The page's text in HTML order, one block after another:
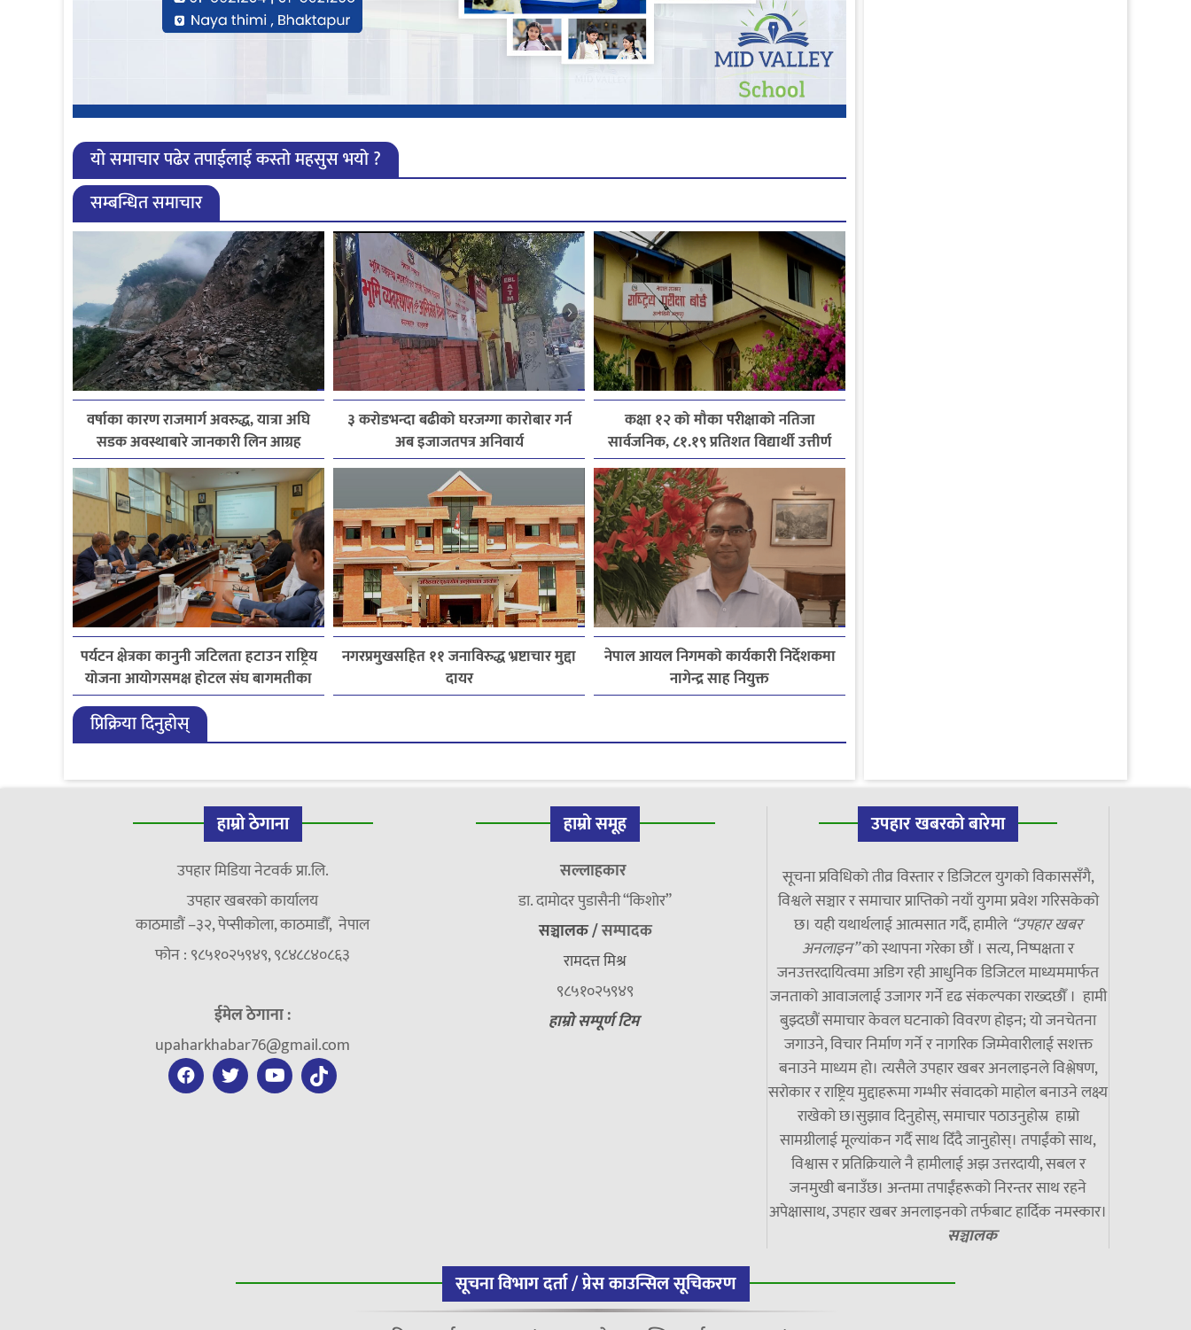
यो समाचार पढेर तपाईलाई कस्तो महसुस भयो ?
सम्बन्धित समाचार
वर्षाका कारण राजमार्ग अवरुद्ध, यात्रा अघि
सडक अवस्थाबारे जानकारी लिन आग्रह
३ करोडभन्दा बढीको घरजग्गा कारोबार गर्न
अब इजाजतपत्र अनिवार्य
कक्षा १२ को मौका परीक्षाको नतिजा
सार्वजनिक, ८१.१९ प्रतिशत विद्यार्थी उत्तीर्ण
पर्यटन क्षेत्रका कानुनी जटिलता हटाउन राष्ट्रिय
योजना आयोगसमक्ष होटल संघ बागमतीका
पाँचबुँदे माग
नगरप्रमुखसहित ११ जनाविरुद्ध भ्रष्टाचार मुद्दा
दायर
नेपाल आयल निगमको कार्यकारी निर्देशकमा
नागेन्द्र साह नियुक्त
प्रिक्रिया दिनुहोस्
हाम्रो ठेगाना
उपहार मिडिया नेटवर्क प्रा.लि.
उपहार खबरको कार्यालय
काठमाडौं –३२, पेप्सीकोला, काठमाडौँ, नेपाल
फोन : ९८५१०२५९४९, ९८४८८४०८६३
ईमेल ठेगाना :
upaharkhabar76@gmail.com
हाम्रो समूह
सल्लाहकार
डा. दामाेदर पुडासैनी “किशाेर”
सञ्चालक /सम्पादक
रामदत्त मिश्र
९८५१०२५९४९
हाम्रो सम्पूर्ण टिम
उपहार खबरको बारेमा
सूचना प्रविधिको तीव्र विस्तार र डिजिटल युगको विकाससँगै,
विश्वले सञ्चार र समाचार प्राप्तिको नयाँ युगमा प्रवेश गरिसकेको
छ। यही यथार्थलाई आत्मसात गर्दै, हामीले “उपहार खबर
अनलाइन”को स्थापना गरेका छौं । सत्य, निष्पक्षता र
जनउत्तरदायित्वमा अडिग रही आधुनिक डिजिटल माध्यममार्फत
जनताको आवाजलाई उजागर गर्ने दृढ संकल्पका राख्दछौँ । हामी
बुझ्दछौं समाचार केवल घटनाको विवरण होइन; यो जनचेतना
जगाउने, विचार निर्माण गर्ने र नागरिक जिम्मेवारीलाई सशक्त
बनाउने माध्यम हो। त्यसैले उपहार खबर अनलाइनले विश्लेषण,
सरोकार र राष्ट्रिय मुद्दाहरूमा गम्भीर संवादको माहोल बनाउने लक्ष्य
राखेको छ।सुझाव दिनुहोस्, समाचार पठाउनुहोस्र हाम्रो
सामग्रीलाई मूल्यांकन गर्दै साथ दिँदै जानुहोस्। तपाईंको साथ,
विश्वास र प्रतिक्रियाले नै हामीलाई अझ उत्तरदायी, सबल र
जनमुखी बनाउँछ। अन्तमा तपाईंहरूको निरन्तर साथ रहने
अपेक्षासाथ, उपहार खबर अनलाइनको तर्फबाट हार्दिक नमस्कार।
सञ्चालक
सूचना विभाग दर्ता / प्रेस काउन्सिल सूचिकरण